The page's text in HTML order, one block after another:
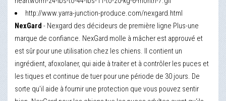
http://www.yarra-junction-produce.com/nexgard.html
NexGard - Nexgard des décideurs de première ligne Plus-une
marque de confiance. NexGard molle à mâcher est approuvé et
est sûr pour une utilisation chez les chiens. Il contient un
ingrédient, afoxolaner, qui aide à traiter et à contrôler les puces et
les tiques et continue de tuer pour une période de 30 jours. De
sorte qu'il aide à fournir une protection que vous pouvez sentir